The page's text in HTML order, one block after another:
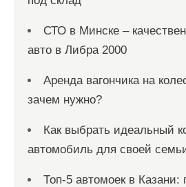
СТО в Минске –
авто в Либра 2000
Аренда вагончика на
зачем нужно?
Как выбрать идеальный
автомобиль для своей
Топ-5 автомоек в Казани: